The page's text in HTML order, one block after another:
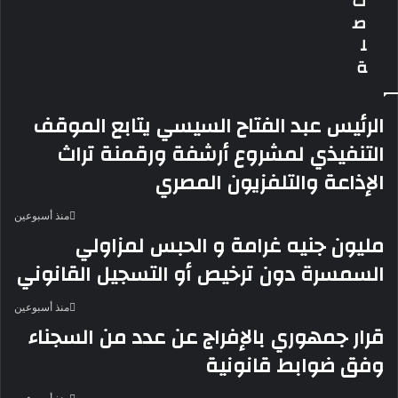
ص
ل
ة
الرئيس عبد الفتاح السيسي يتابع الموقف
التنفيذي لمشروع أرشفة ورقمنة تراث
الإذاعة والتلفزيون المصري
منذ أسبوعين
مليون جنيه غرامة و الحبس لمزاولي
السمسرة دون ترخيص أو التسجيل القانوني
منذ أسبوعين
قرار جمهوري بالإفراج عن عدد من السجناء
وفق ضوابط قانونية